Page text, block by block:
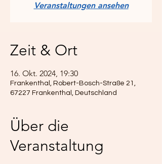
Veranstaltungen ansehen
Zeit & Ort
16. Okt. 2024, 19:30
Frankenthal, Robert-Bosch-Straße 21,
67227 Frankenthal, Deutschland
Über die
Veranstaltung